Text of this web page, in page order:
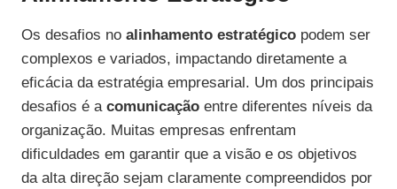
Os desafios no alinhamento estratégico podem ser
complexos e variados, impactando diretamente a
eficácia da estratégia empresarial. Um dos principais
desafios é a comunicação entre diferentes níveis da
organização. Muitas empresas enfrentam
dificuldades em garantir que a visão e os objetivos
da alta direção sejam claramente compreendidos por